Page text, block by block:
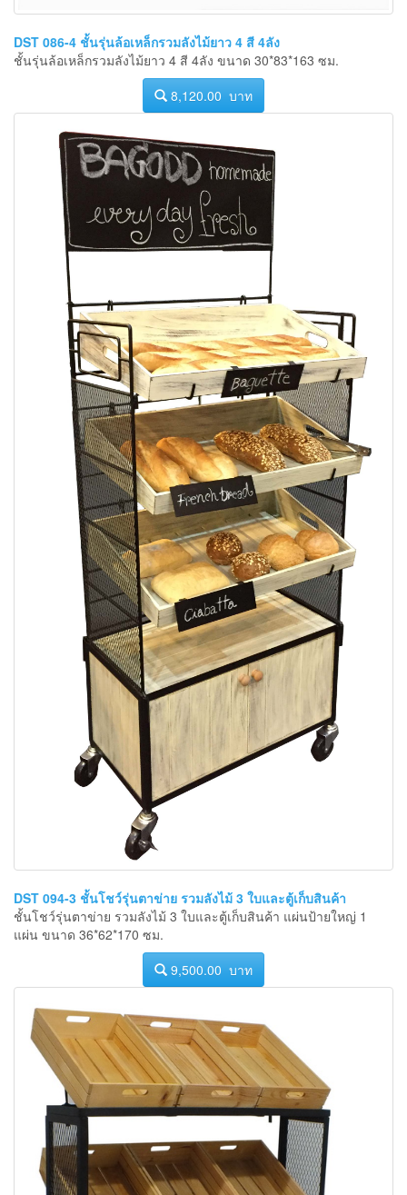
DST 086-4 ชั้นรุ่นล้อเหล็กรวมลังไม้ยาว 4 สี 4ลัง
ชั้นรุ่นล้อเหล็กรวมลังไม้ยาว 4 สี 4ลัง ขนาด 30*83*163 ซม.
8,120.00 บาท
DST 094-3 ชั้นโชว์รุ่นตาข่าย รวมลังไม้ 3 ใบและตู้เก็บสินค้า
ชั้นโชว์รุ่นตาข่าย รวมลังไม้ 3 ใบและตู้เก็บสินค้า แผ่นป้ายใหญ่ 1
แผ่น ขนาด 36*62*170 ซม.
9,500.00 บาท